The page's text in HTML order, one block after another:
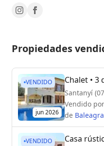
Propiedades
VENDIDO
jun 2026
Chalet • 3
Santanyí
Vendido por
de Baleagra
VENDIDO Casa